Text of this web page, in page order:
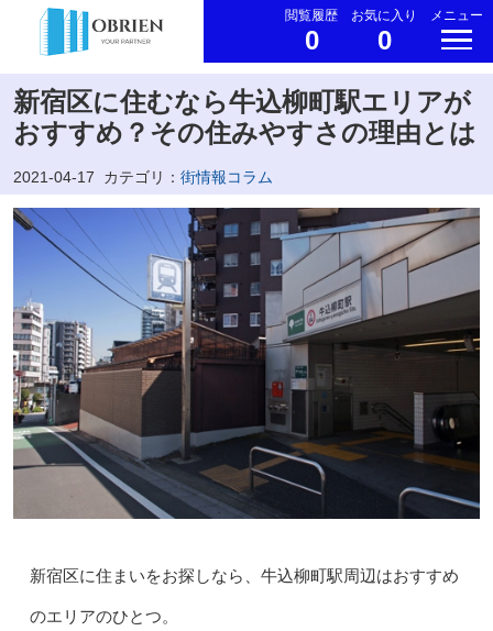
閲覧履歴
0
お気に入り
0
メニュー
新宿区に住むなら牛込柳町駅エリアが
おすすめ？その住みやすさの理由とは
2021-04-17 カテゴリ： 街情報コラム
新宿区に住まいをお探しなら、牛込柳町駅周辺はおすすめ
のエリアのひとつ。